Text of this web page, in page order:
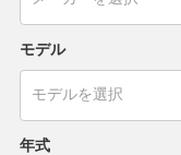
モデル
年式